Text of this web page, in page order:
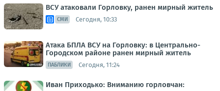
ВСУ атаковали Горловку, ранен мирный житель
СМИ Сегодня, 10:33
Атака БПЛА ВСУ на Горловку: в Центрально-
Городском районе ранен мирный житель
ПАБЛИКИ Сегодня, 11:24
Иван Приходько: Вниманию горловчан: